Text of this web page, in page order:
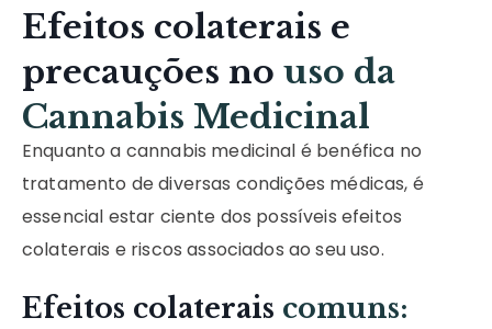
Efeitos colaterais e
precauções no uso da
Cannabis Medicinal
Enquanto a cannabis medicinal é benéfica no
tratamento de diversas condições médicas, é
essencial estar ciente dos possíveis efeitos
colaterais e riscos associados ao seu uso.
Efeitos colaterais comuns: